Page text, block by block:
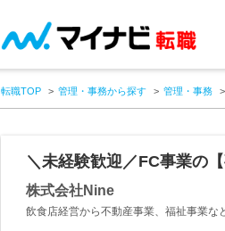
転職TOP 管理・事務から探す 管理・事務
＼未経験歓迎／FC事業の
株式会社Nine
飲食店経営から不動産事業、福祉事業な